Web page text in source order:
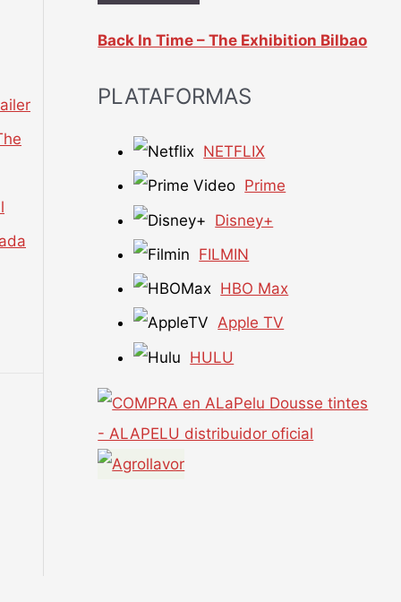
Back In Time – The Exhibition Bilbao
PLATAFORMAS
NETFLIX
Prime
Disney+
FILMIN
HBO Max
Apple TV
HULU